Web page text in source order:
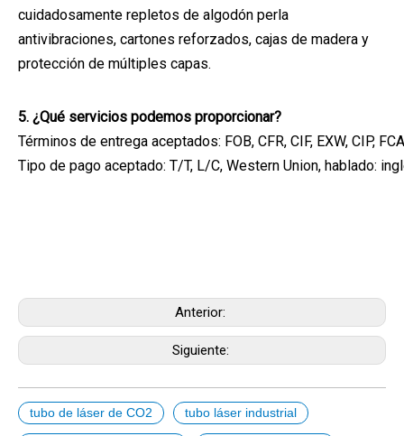
cuidadosamente repletos de algodón perla
antivibraciones, cartones reforzados, cajas de madera y
protección de múltiples capas.
5. ¿Qué servicios podemos proporcionar?
Términos de entrega aceptados: FOB, CFR, CIF, EXW, CIP,
Tipo de pago aceptado: T/T, L/C, Western Union, hablado:
Anterior:
Siguiente:
tubo de láser de CO2 tubo láser industrial